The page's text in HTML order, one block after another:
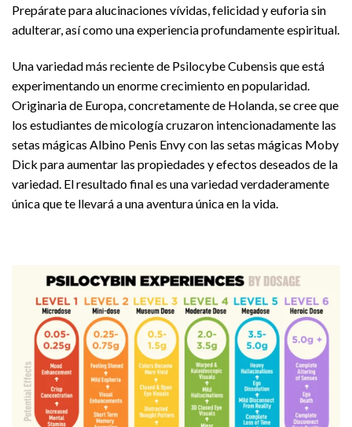
Prepárate para alucinaciones vívidas, felicidad y euforia sin
adulterar, así como una experiencia profundamente espiritual.
Una variedad más reciente de Psilocybe Cubensis que está
experimentando un enorme crecimiento en popularidad.
Originaria de Europa, concretamente de Holanda, se cree que
los estudiantes de micología cruzaron intencionadamente las
setas mágicas Albino Penis Envy con las setas mágicas Moby
Dick para aumentar las propiedades y efectos deseados de la
variedad. El resultado final es una variedad verdaderamente
única que te llevará a una aventura única en la vida.